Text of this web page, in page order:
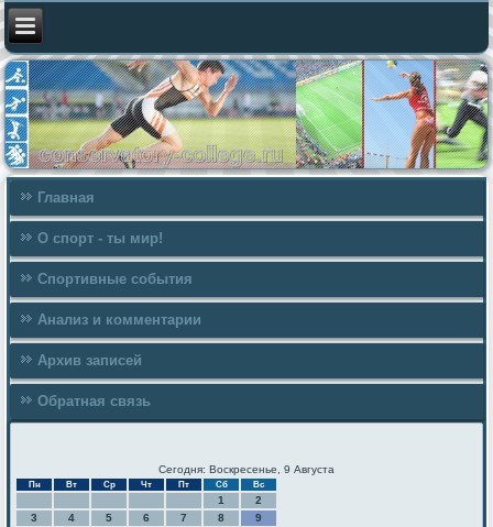
Главная
О спорт - ты мир!
Спортивные события
Анализ и комментарии
Архив записей
Обратная связь
Сегодня: Воскресенье, 9 Августа
Пн Вт Ср Чт Пт Сб Вс
1
2
3
4 5 6 7 8
9